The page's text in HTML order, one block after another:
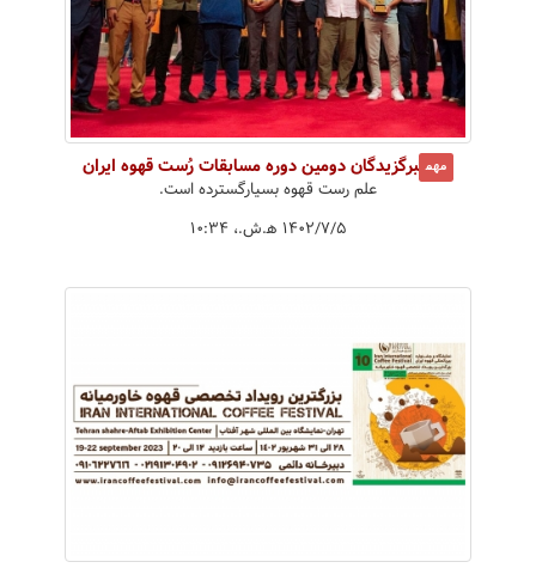
مهم برگزیدگان دومین دوره مسابقات رُست قهوه ایران
علم رست قهوه بسیارگسترده است.
۱۴۰۲/۷/۵ ه‍.ش.،‏ ۱۰:۳۴